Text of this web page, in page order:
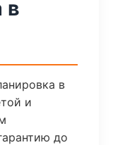
в
в
и
до